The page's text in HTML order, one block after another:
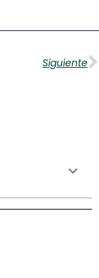
Siguiente